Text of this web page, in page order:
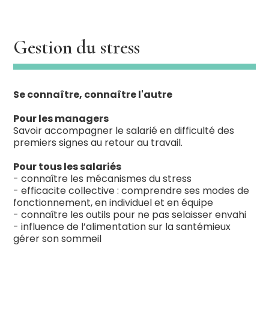
Gestion du stress
Se connaître, connaître l'autre
Pour les managers
Savoir accompagner le salarié en difficulté des
premiers signes au retour au travail.
Pour tous les salariés
- connaître les mécanismes du stress
- efficacite collective : comprendre ses modes de
fonctionnement, en individuel et en équipe
- connaître les outils pour ne pas selaisser envahi
- influence de l’alimentation sur la santémieux
gérer son sommeil